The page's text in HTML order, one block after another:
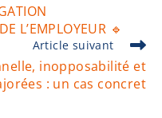
L’EMPLOYEUR 🔹
Article suivant
inopposabilité et
: un cas concret